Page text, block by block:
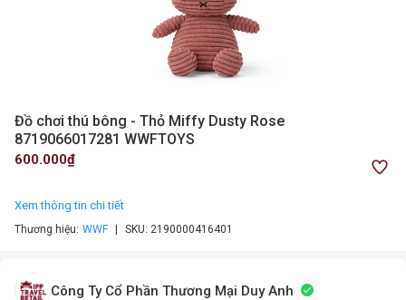
Đồ chơi thú bông - Thỏ Miffy Dusty Rose
8719066017281 WWFTOYS
600.000₫
Xem thông tin chi tiết
Thương hiệu: WWF SKU: 2190000416401
Công Ty Cổ Phần Thương Mại Duy Anh